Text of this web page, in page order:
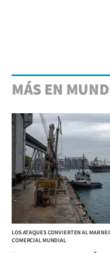
MÁS EN
LOS ATAQUES CONVIERTEN AL MAR
COMERCIAL MUNDIAL